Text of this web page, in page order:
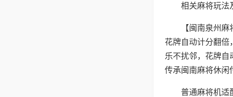
相关麻将玩法
【闽南泉州
花牌自动计分翻
乐不扰邻，花牌自
传承闽南麻将休闲
普通麻将机适